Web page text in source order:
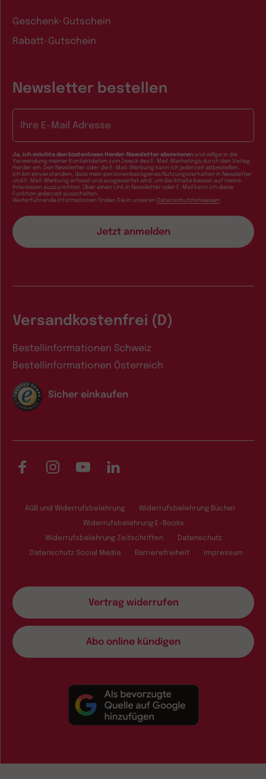
Geschenk-Gutschein
Rabatt-Gutschein
Newsletter bestellen
Ja, ich möchte den kostenlosen Herder-Newsletter abonnieren und willige in die
Verwendung meiner Kontaktdaten zum Zweck des E-Mail-Marketings durch den Verlag
Herder ein. Den Newsletter oder die E-Mail-Werbung kann ich jederzeit abbestellen.
Ich bin einverstanden, dass mein personenbezogenes Nutzungsverhalten in Newsletter
und E-Mail-Werbung erfasst und ausgewertet wird, um die Inhalte besser auf meine
Interessen auszurichten. Über einen Link in Newsletter oder E-Mail kann ich diese
Funktion jederzeit ausschalten.
Weiterführende Informationen finden Sie in unseren Datenschutzhinweisen .
Versandkostenfrei (D)
Bestellinformationen Schweiz
Bestellinformationen Österreich
Sicher einkaufen
FacebookInstagramYouTubeLinkedIn
AGB und Widerrufsbelehrung Widerrufsbelehrung Bücher
Widerrufsbelehrung E-Books
Widerrufsbelehrung Zeitschriften Datenschutz
Datenschutz Social Media Barrierefreiheit Impressum
Vertrag widerrufen
Abo online kündigen